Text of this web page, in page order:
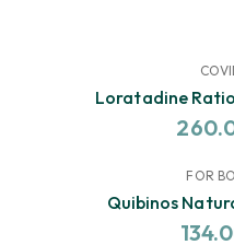
Loratadine
FOR
Quibinos